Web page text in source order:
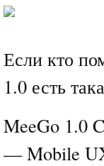
Если кто
1.0 есть
MeeGo 1.0
— Mobile